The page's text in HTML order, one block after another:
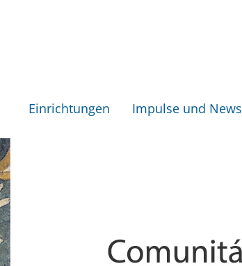
Einrichtungen Impulse und News